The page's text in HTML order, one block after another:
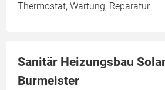
Thermostat, Wartung, Reparatur
Sanitär Heizungsbau
Burmeister